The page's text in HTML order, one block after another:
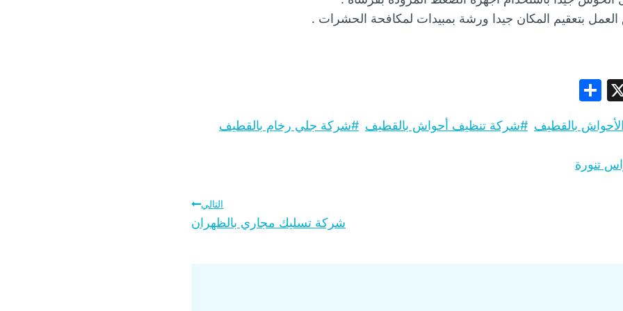
بتعقيم المكان جيدا ورشة بمبيدات لمكافحة الحشرات .
nt
e
X
ar
e
بالقطيف #شركة تنظيف أحواش بالقطيف #شركة جلي رخام بالقطيف
تنورة
التالي
شركة تسليك مجاري بالظهران